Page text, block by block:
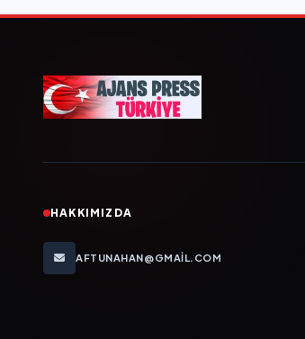
HAKKIMIZDA
AFTUNAHAN@GMAIL.COM